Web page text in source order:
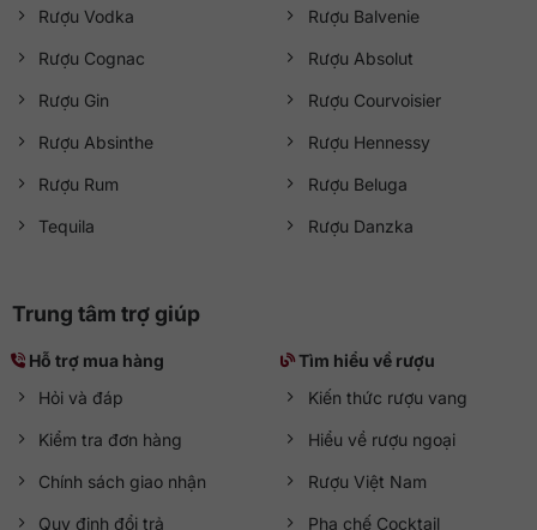
Rượu Vodka
Rượu Cognac
Rượu Gin
Rượu Absinthe
Rượu Rum
Tequila
Rượu Balvenie
Rượu Absolut
Rượu Courvoisier
Rượu Hennessy
Rượu Beluga
Rượu Danzka
Trung tâm trợ giúp
Hỗ trợ mua hàng
Hỏi và đáp
Kiểm tra đơn hàng
Chính sách giao nhận
Quy định đổi trả
Tìm hiểu về rượu
Kiến thức rượu vang
Hiểu về rượu ngoại
Rượu Việt Nam
Pha chế Cocktail